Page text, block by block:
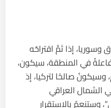
وسوريا، إذا تَمَّ اقتراحُه
في المنطقة، سيكون،
وسيكونُ صالحًا لتركيا، إذ
العراقي
وستنعمُ بالاستقرار